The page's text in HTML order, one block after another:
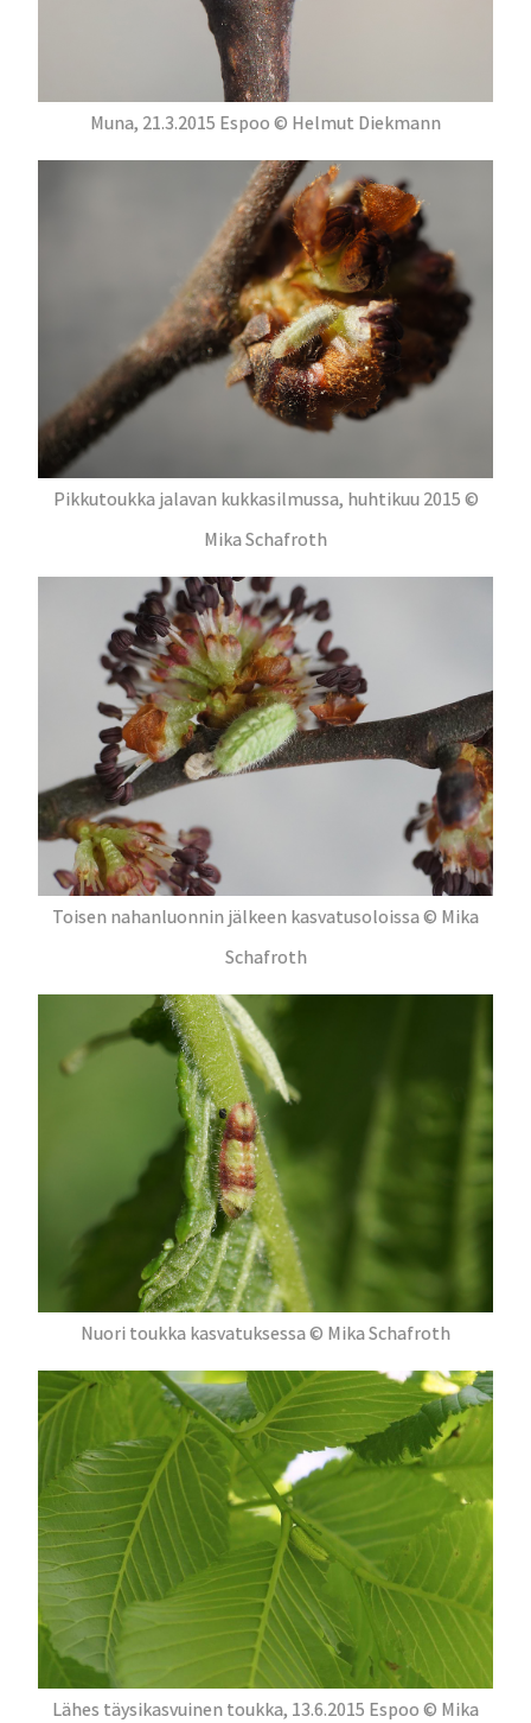
Muna, 21.3.2015 Espoo © Helmut Diekmann
Pikkutoukka jalavan kukkasilmussa, huhtikuu 2015 ©
Mika Schafroth
Toisen nahanluonnin jälkeen kasvatusoloissa © Mika
Schafroth
Nuori toukka kasvatuksessa © Mika Schafroth
Lähes täysikasvuinen toukka, 13.6.2015 Espoo © Mika